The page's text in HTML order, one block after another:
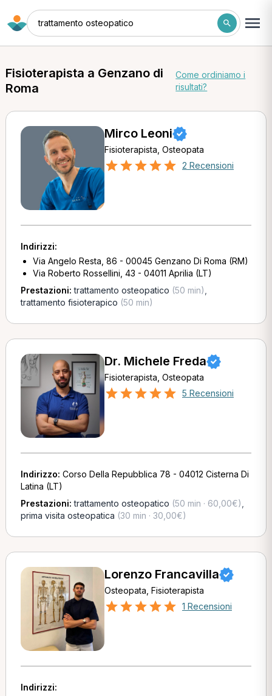
trattamento osteopatico
Fisioterapista a Genzano di
Roma
Come ordiniamo i
risultati?
Mirco Leoni
Fisioterapista, Osteopata
2 Recensioni
Indirizzi:
Via Angelo Resta, 86 - 00045 Genzano Di Roma (RM)
Via Roberto Rossellini, 43 - 04011 Aprilia (LT)
Prestazioni:trattamento osteopatico (50 min)
trattamento fisioterapico (50 min)
Dr. Michele Freda
Fisioterapista, Osteopata
5 Recensioni
Indirizzo: Corso Della Repubblica 78 - 04012 Cisterna Di
Latina (LT)
Prestazioni:trattamento osteopatico (50 min · 60,00€)
prima visita osteopatica (30 min · 30,00€)
Lorenzo Francavilla
Osteopata, Fisioterapista
1 Recensioni
Indirizzi: